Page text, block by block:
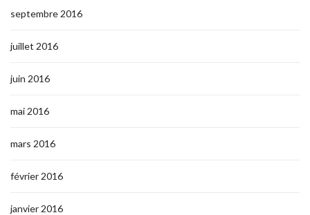
septembre 2016
juillet 2016
juin 2016
mai 2016
mars 2016
février 2016
janvier 2016